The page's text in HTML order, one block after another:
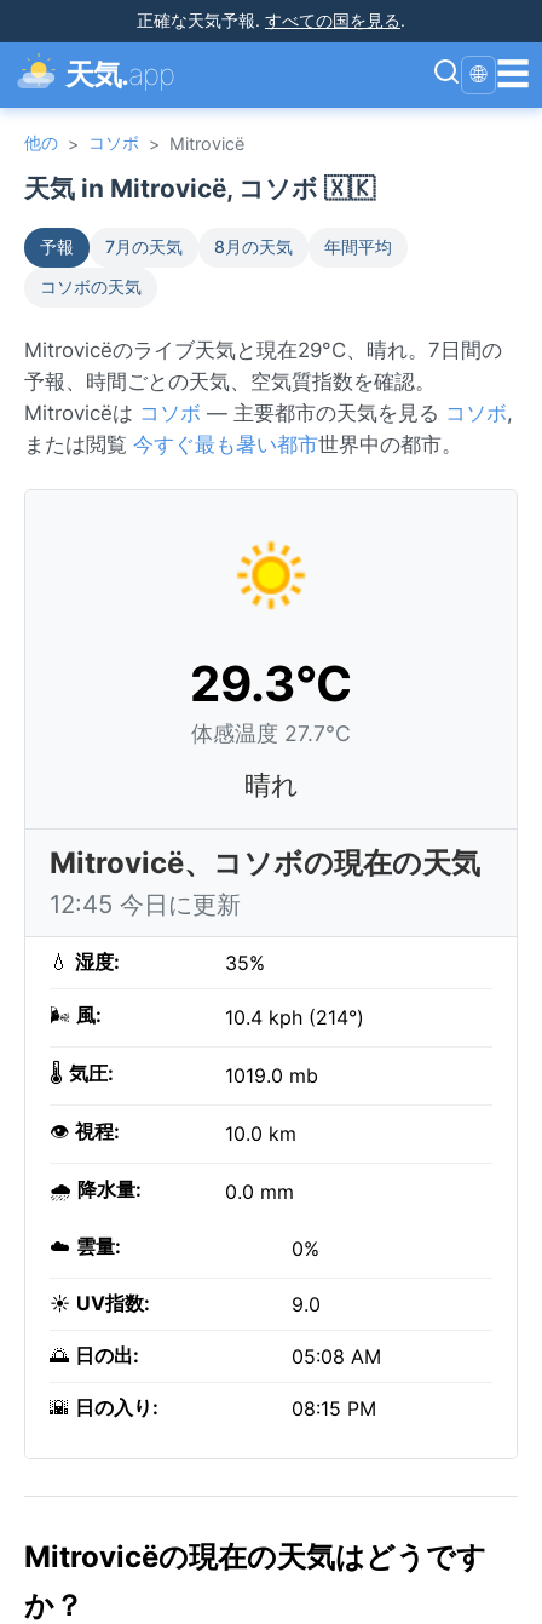
正確な天気予報. すべての国を見る.
天気.app 🌐 ☰
他の > コソボ > Mitrovicë
天気 in Mitrovicë, コソボ 🇽🇰
予報 7月の天気 8月の天気
年間平均
コソボの天気
Mitrovicëのライブ天気と現在29°C、晴れ。7日間の
予報、時間ごとの天気、空気質指数を確認。
Mitrovicëは コソボ — 主要都市の天気を見る コソボ,
または閲覧 今すぐ最も暑い都市世界中の都市。
29.3°C
体感温度 27.7°C
晴れ
Mitrovicë、コソボの現在の天気
12:45 今日に更新
💧 湿度: 35%
🌬️ 風: 10.4 kph (214°)
🌡️ 気圧: 1019.0 mb
👁️ 視程: 10.0 km
🌧️ 降水量: 0.0 mm
☁️ 雲量: 0%
☀️ UV指数: 9.0
🌅 日の出: 05:08 AM
🌇 日の入り: 08:15 PM
Mitrovicëの現在の天気はどうです
か？